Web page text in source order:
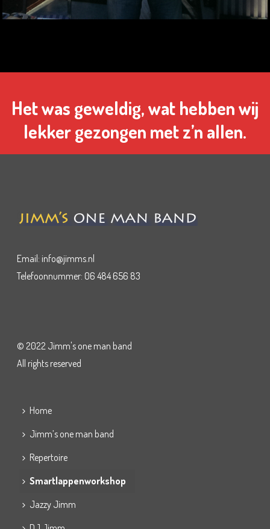
Het was geweldig, wat hebben wij
lekker gezongen met z’n allen.
Email: info@jimms.nl
Telefoonnummer: 06 484 656 83
© 2022 Jimm's one man band
All rights reserved
Home
Jimm’s one man band
Repertoire
Smartlappenworkshop
Jazzy Jimm